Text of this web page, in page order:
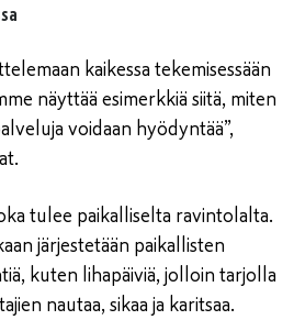
kaikessa tekemisessään
näyttää esimerkkiä siitä, miten
voidaan hyödyntää”,
tulee paikalliselta ravintolalta.
järjestetään paikallisten
kuten lihapäiviä, jolloin tarjolla
nautaa, sikaa ja karitsaa.